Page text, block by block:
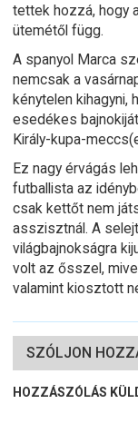
tettek hozzá, hogy
ütemétől függ.
A spanyol Marca
nemcsak a
kénytelen kihagyni,
esedékes
Király-kupa-
Ez nagy érvágás
futballista az
csak kettőt nem
asszisztnál. A
világbajnokságra
volt az ősszel,
valamint kiosztott
SZÓLJON
HOZZÁSZÓLÁS